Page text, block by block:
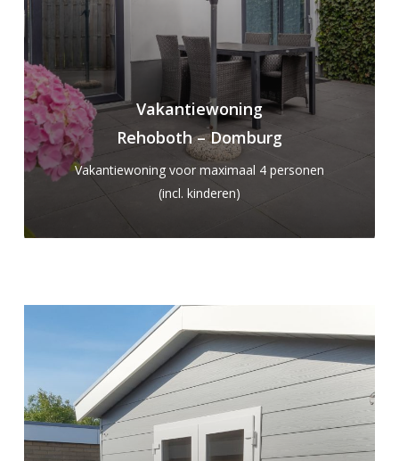
Vakantiewoning
Rehoboth – Domburg
Vakantiewoning voor maximaal 4 personen
(incl. kinderen)